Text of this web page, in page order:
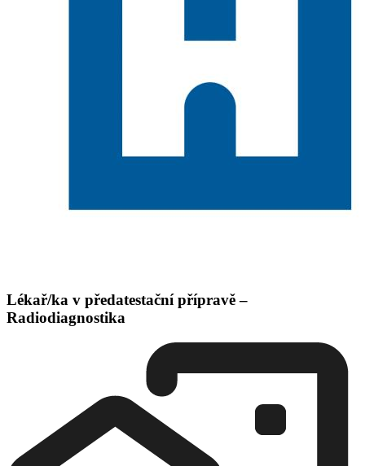
Lékař/ka v předatestační přípravě –
Radiodiagnostika